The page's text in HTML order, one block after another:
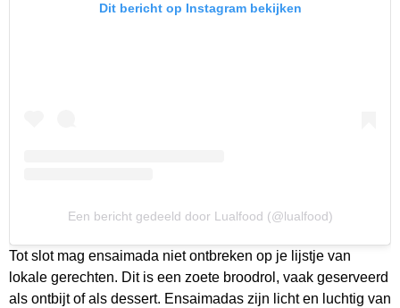
Dit bericht op Instagram bekijken
Een bericht gedeeld door Lualfood (@lualfood)
Tot slot mag ensaimada niet ontbreken op je lijstje van
lokale gerechten. Dit is een zoete broodrol, vaak geserveerd
als ontbijt of als dessert. Ensaimadas zijn licht en luchtig van